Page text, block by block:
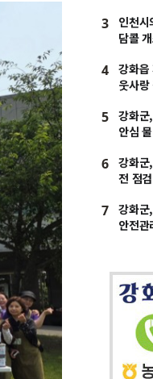
3
인천
담콜
4
강화읍
웃사랑
5
강화
안심
6
강화군
전 점
7
강화군
안전관